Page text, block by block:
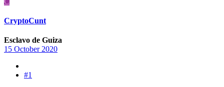
CryptoCunt
Esclavo de Guiza
15 October 2020
#1